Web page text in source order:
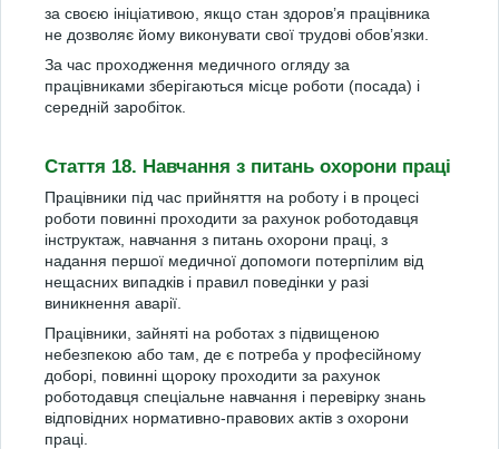
за своєю ініціативою, якщо стан здоров’я працівника
не дозволяє йому виконувати свої трудові обов’язки.
За час проходження медичного огляду за
працівниками зберігаються місце роботи (посада) і
середній заробіток.
Стаття 18. Навчання з питань охорони праці
Працівники під час прийняття на роботу і в процесі
роботи повинні проходити за рахунок роботодавця
інструктаж, навчання з питань охорони праці, з
надання першої медичної допомоги потерпілим від
нещасних випадків і правил поведінки у разі
виникнення аварії.
Працівники, зайняті на роботах з підвищеною
небезпекою або там, де є потреба у професійному
доборі, повинні щороку проходити за рахунок
роботодавця спеціальне навчання і перевірку знань
відповідних нормативно-правових актів з охорони
праці.